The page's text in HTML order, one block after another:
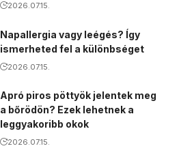
2026.07.15.
Napallergia vagy leégés? Így
ismerheted fel a különbséget
2026.07.15.
Apró piros pöttyök jelentek meg
a bőrödön? Ezek lehetnek a
leggyakoribb okok
2026.07.15.